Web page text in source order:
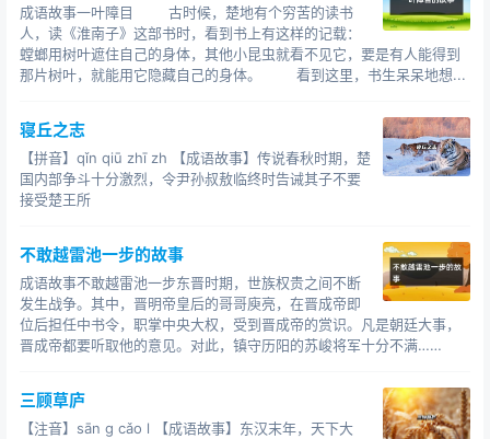
成语故事一叶障目 古时候，楚地有个穷苦的读书
人，读《淮南子》这部书时，看到书上有这样的记载：
螳螂用树叶遮住自己的身体，其他小昆虫就看不见它，要是有人能得到
那片树叶，就能用它隐藏自己的身体。 看到这里，书生呆呆地想...
寝丘之志
【拼音】qǐn qiū zhī zh 【成语故事】传说春秋时期，楚
国内部争斗十分激烈，令尹孙叔敖临终时告诫其子不要
接受楚王所
不敢越雷池一步的故事
成语故事不敢越雷池一步东晋时期，世族权贵之间不断
发生战争。其中，晋明帝皇后的哥哥庾亮，在晋成帝即
位后担任中书令，职掌中央大权，受到晋成帝的赏识。凡是朝廷大事，
晋成帝都要听取他的意见。对此，镇守历阳的苏峻将军十分不满……
三顾草庐
【注音】sān g cǎo l 【成语故事】东汉末年，天下大